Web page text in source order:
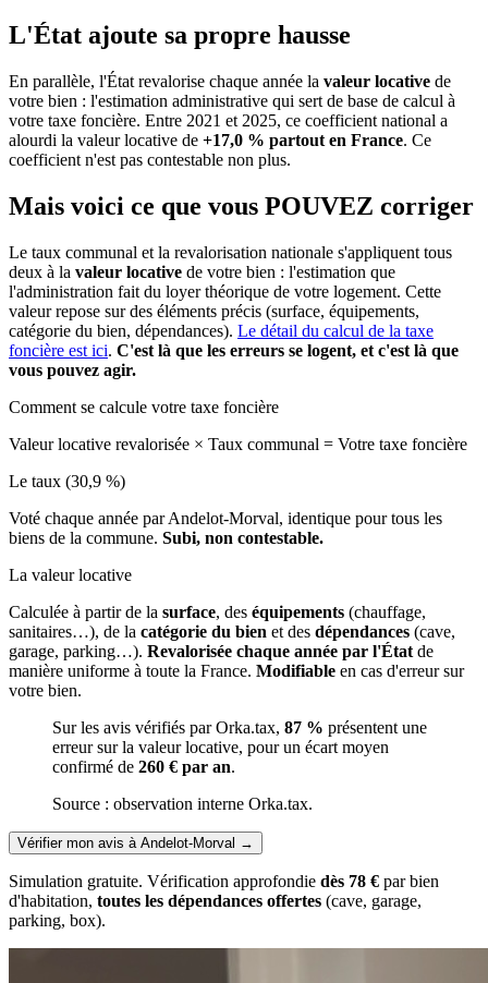
L'État ajoute sa propre hausse
En parallèle, l'État revalorise chaque année la valeur locative de
votre bien : l'estimation administrative qui sert de base de calcul à
votre taxe foncière. Entre 2021 et 2025, ce coefficient national a
alourdi la valeur locative de +17,0 % partout en France. Ce
coefficient n'est pas contestable non plus.
Mais voici ce que vous POUVEZ corriger
Le taux communal et la revalorisation nationale s'appliquent tous
deux à la valeur locative de votre bien : l'estimation que
l'administration fait du loyer théorique de votre logement. Cette
valeur repose sur des éléments précis (surface, équipements,
catégorie du bien, dépendances). Le détail du calcul de la taxe
foncière est ici. C'est là que les erreurs se logent, et c'est là que
vous pouvez agir.
Comment se calcule votre taxe foncière
Valeur locative revalorisée × Taux communal = Votre taxe foncière
Le taux (30,9 %)
Voté chaque année par Andelot-Morval, identique pour tous les
biens de la commune. Subi, non contestable.
La valeur locative
Calculée à partir de la surface, des équipements (chauffage,
sanitaires…), de la catégorie du bien et des dépendances (cave,
garage, parking…). Revalorisée chaque année par l'État de
manière uniforme à toute la France. Modifiable en cas d'erreur sur
votre bien.
Sur les avis vérifiés par Orka.tax, 87 % présentent une
erreur sur la valeur locative, pour un écart moyen
confirmé de 260 € par an.
Source : observation interne Orka.tax.
Vérifier mon avis à Andelot-Morval →
Simulation gratuite. Vérification approfondie dès 78 € par bien
d'habitation, toutes les dépendances offertes (cave, garage,
parking, box).